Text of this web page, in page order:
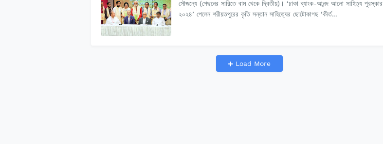
সৌজন্যে (পেছনের সারিতে বাম থেকে দ্বিতীয়)। ‘ঢাকা ব্যাংক-আনন্দ আলো সাহিত্য পুরস্কার
২০২৪’ পেলেন শরীয়তপুরের কৃতি সন্তান সাহিত্যের ছোটোকাগছ ‘কীর্ত…
Load More